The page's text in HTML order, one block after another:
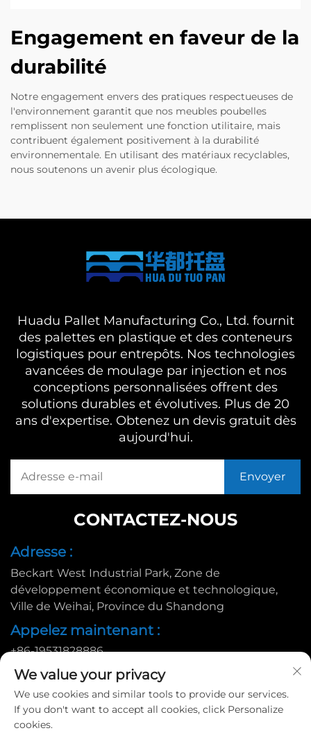
Engagement en faveur de la
durabilité
Notre engagement envers des pratiques respectueuses de
l'environnement garantit que nos meubles poubelles
remplissent non seulement une fonction utilitaire, mais
contribuent également positivement à la durabilité
environnementale. En utilisant des matériaux recyclables,
nous soutenons un avenir plus écologique.
Huadu Pallet Manufacturing Co., Ltd. fournit
des palettes en plastique et des conteneurs
logistiques pour entrepôts. Nos technologies
avancées de moulage par injection et nos
conceptions personnalisées offrent des
solutions durables et évolutives. Plus de 20
ans d'expertise. Obtenez un devis gratuit dès
aujourd'hui.
CONTACTEZ-NOUS
Adresse :
Beckart West Industrial Park, Zone de
développement économique et technologique,
Ville de Weihai, Province du Shandong
Appelez maintenant :
+86-19531828886
E-mail :
[email protected]
We value your privacy
We use cookies and similar tools to provide our services.
If you don't want to accept all cookies, click Personalize
cookies.